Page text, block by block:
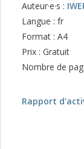
Auteur·e·s :
Langue : fr
Format : A4
Prix : Gratuit
Nombre de
Rapport